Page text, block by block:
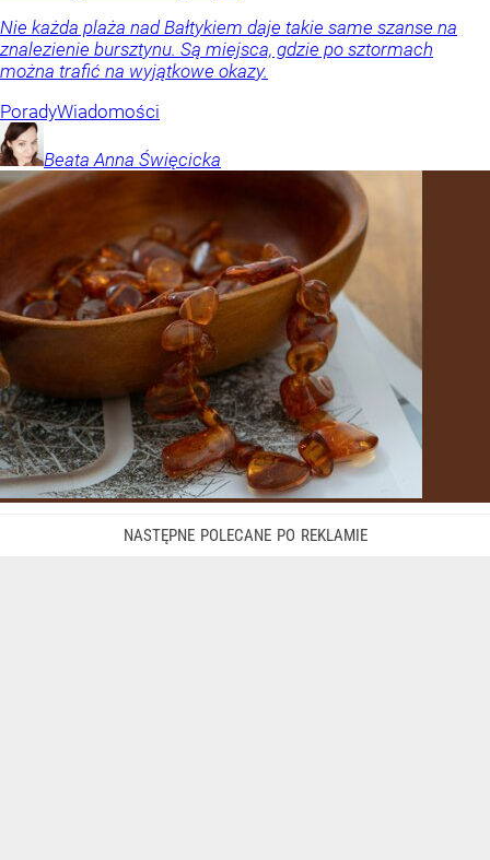
Nie każda plaża nad Bałtykiem daje takie same szanse na
znalezienie bursztynu. Są miejsca, gdzie po sztormach
można trafić na wyjątkowe okazy.
PoradyWiadomości
Beata Anna Święcicka